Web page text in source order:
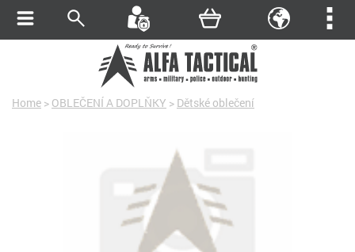
Home > OBLEČENÍ A DOPLŇKY > Dětské oblečení